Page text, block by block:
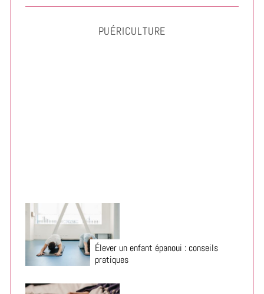
C
PUÉRICULTURE
Élever un enfant épanoui : conseils
pratiques